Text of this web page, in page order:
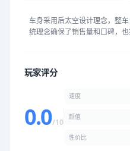
车身采用后太空设计理念，整
统理念确保了销售量和口碑，
玩家评分
0.0/10
速度
颜值
性价比
手感
★★
性价比